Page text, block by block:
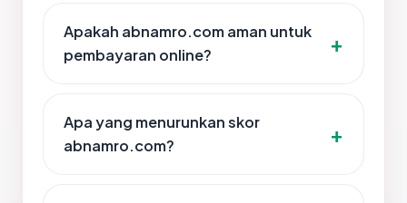
Apakah abnamro.com aman untuk
pembayaran online?
Apa yang menurunkan skor
abnamro.com?